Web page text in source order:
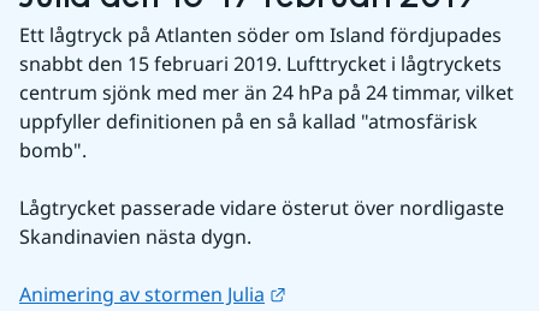
Ett lågtryck på Atlanten söder om Island fördjupades
snabbt den 15 februari 2019. Lufttrycket i lågtryckets
centrum sjönk med mer än 24 hPa på 24 timmar, vilket
uppfyller definitionen på en så kallad "atmosfärisk
bomb".
Lågtrycket passerade vidare österut över nordligaste
Skandinavien nästa dygn.
Animering av stormen Julia